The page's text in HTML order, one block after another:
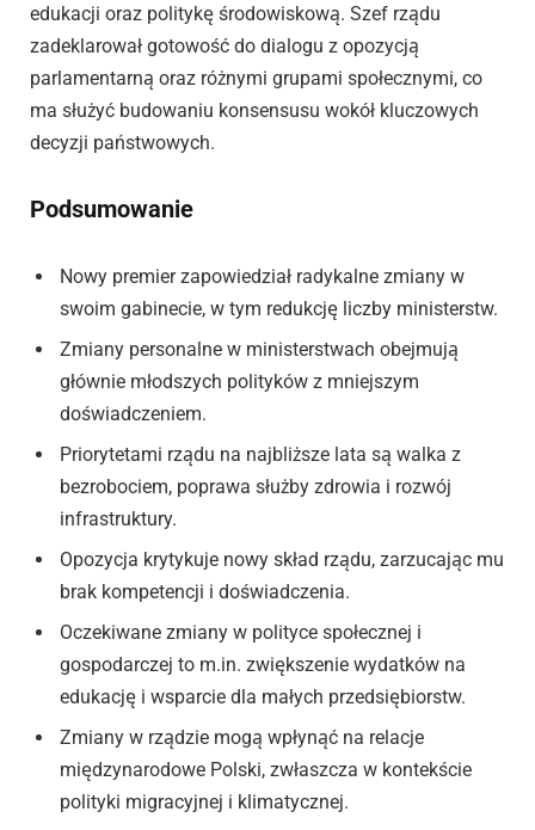
edukacji oraz politykę środowiskową. Szef rządu
zadeklarował gotowość do dialogu z opozycją
parlamentarną oraz różnymi grupami społecznymi, co
ma służyć budowaniu konsensusu wokół kluczowych
decyzji państwowych.
Podsumowanie
Nowy premier zapowiedział radykalne zmiany w
swoim gabinecie, w tym redukcję liczby ministerstw.
Zmiany personalne w ministerstwach obejmują
głównie młodszych polityków z mniejszym
doświadczeniem.
Priorytetami rządu na najbliższe lata są walka z
bezrobociem, poprawa służby zdrowia i rozwój
infrastruktury.
Opozycja krytykuje nowy skład rządu, zarzucając mu
brak kompetencji i doświadczenia.
Oczekiwane zmiany w polityce społecznej i
gospodarczej to m.in. zwiększenie wydatków na
edukację i wsparcie dla małych przedsiębiorstw.
Zmiany w rządzie mogą wpłynąć na relacje
międzynarodowe Polski, zwłaszcza w kontekście
polityki migracyjnej i klimatycznej.